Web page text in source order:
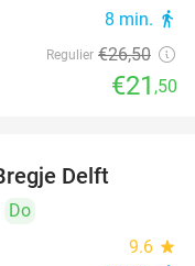
8 min. directions_walk
Regulier €26,50
€21 ,50
Delft
Do
9.6 star